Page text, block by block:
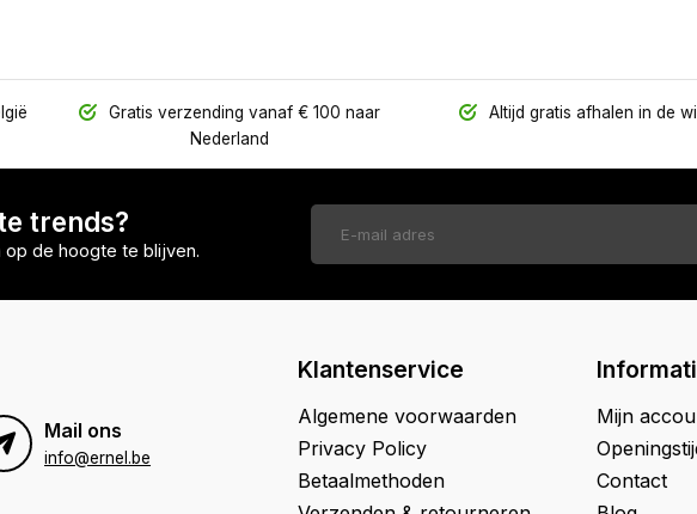
Gratis verzending vanaf € 100 naar
Nederland
Altijd gratis afhalen in de
trends?
de hoogte te blijven.
Mail ons
info@ernel.be
Klantenservice
Algemene voorwaarden
Privacy Policy
Betaalmethoden
Mijn
Contact